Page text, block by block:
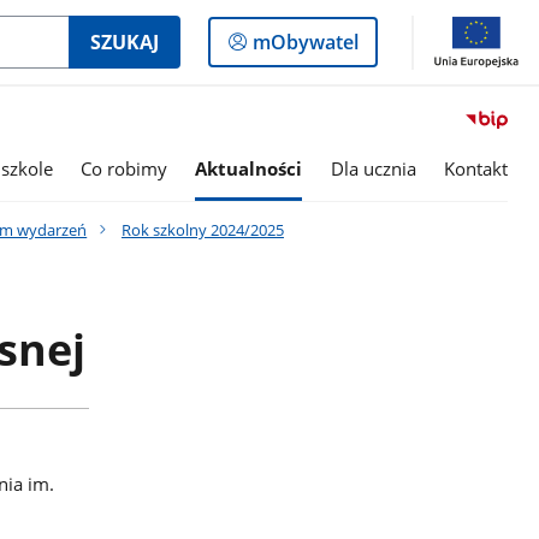
SZUKAJ
Logowanie
do
mObywatel
Co robimy Aktualności Dla ucznia Kontakt
wydarzeń Rok szkolny 2024/2025
im.